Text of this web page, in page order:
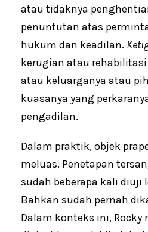
atau tidaknya
penuntutan atas
hukum dan keadilan.
kerugian atau
atau keluarganya atau
kuasanya yang
pengadilan.
Dalam praktik, objek
meluas. Penetapan
sudah beberapa kali diuji
Bahkan sudah pernah
Dalam konteks ini,